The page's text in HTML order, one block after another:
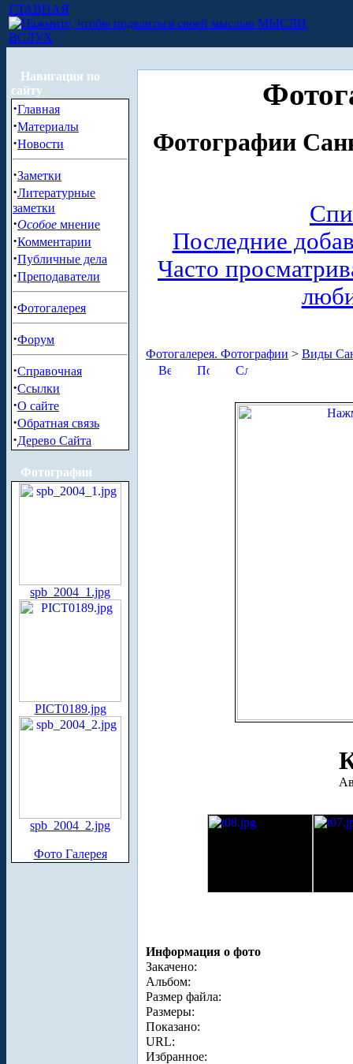
ГЛАВНАЯ
МЫСЛИ
ВСЛУХ
Навигация по
сайту
·Главная
·Материалы
·Новости
·Заметки
·Литературные
заметки
·Особое мнение
·Комментарии
·Публичные дела
·Преподаватели
·Фотогалерея
·Форум
·Справочная
·Ссылки
·О сайте
·Обратная связь
·Дерево Сайта
Фотографии
spb_2004_1.jpg
PICT0189.jpg
spb_2004_2.jpg
Фото Галерея
Фотографии
Последние
Часто
Фотогалерея. Фотографии > Виды
Информация о фото
Закачено:
Альбом:
Размер файла:
Размеры:
Показано:
URL:
Избранное: